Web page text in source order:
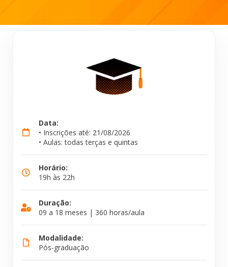
Data:
• Inscrições até: 21/08/2026
• Aulas: todas terças e quintas
Horário:
19h às 22h
Duração:
09 a 18 meses | 360 horas/aula
Modalidade:
Pós-graduação